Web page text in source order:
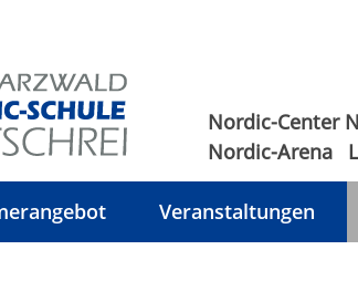
Nordic-Center
Nordic-Arena
Veranstaltungen